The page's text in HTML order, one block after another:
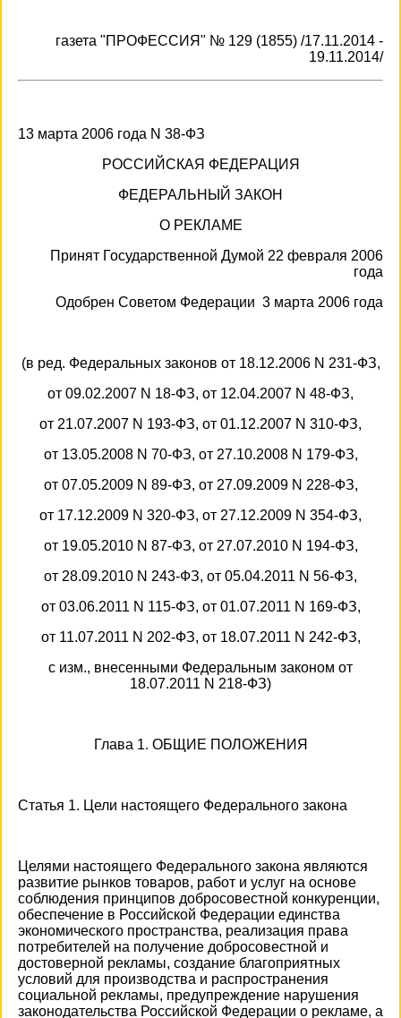
газета "ПРОФЕССИЯ" № 129 (1855) /17.11.2014 -
19.11.2014/
13 марта 2006 года N 38-ФЗ
РОССИЙСКАЯ ФЕДЕРАЦИЯ
ФЕДЕРАЛЬНЫЙ ЗАКОН
О РЕКЛАМЕ
Принят Государственной Думой 22 февраля 2006
года
Одобрен Советом Федерации 3 марта 2006 года
(в ред. Федеральных законов от 18.12.2006 N 231-ФЗ,
от 09.02.2007 N 18-ФЗ, от 12.04.2007 N 48-ФЗ,
от 21.07.2007 N 193-ФЗ, от 01.12.2007 N 310-ФЗ,
от 13.05.2008 N 70-ФЗ, от 27.10.2008 N 179-ФЗ,
от 07.05.2009 N 89-ФЗ, от 27.09.2009 N 228-ФЗ,
от 17.12.2009 N 320-ФЗ, от 27.12.2009 N 354-ФЗ,
от 19.05.2010 N 87-ФЗ, от 27.07.2010 N 194-ФЗ,
от 28.09.2010 N 243-ФЗ, от 05.04.2011 N 56-ФЗ,
от 03.06.2011 N 115-ФЗ, от 01.07.2011 N 169-ФЗ,
от 11.07.2011 N 202-ФЗ, от 18.07.2011 N 242-ФЗ,
с изм., внесенными Федеральным законом от
18.07.2011 N 218-ФЗ)
Глава 1. ОБЩИЕ ПОЛОЖЕНИЯ
Статья 1. Цели настоящего Федерального закона
Целями настоящего Федерального закона являются
развитие рынков товаров, работ и услуг на основе
соблюдения принципов добросовестной конкуренции,
обеспечение в Российской Федерации единства
экономического пространства, реализация права
потребителей на получение добросовестной и
достоверной рекламы, создание благоприятных
условий для производства и распространения
социальной рекламы, предупреждение нарушения
законодательства Российской Федерации о рекламе, а